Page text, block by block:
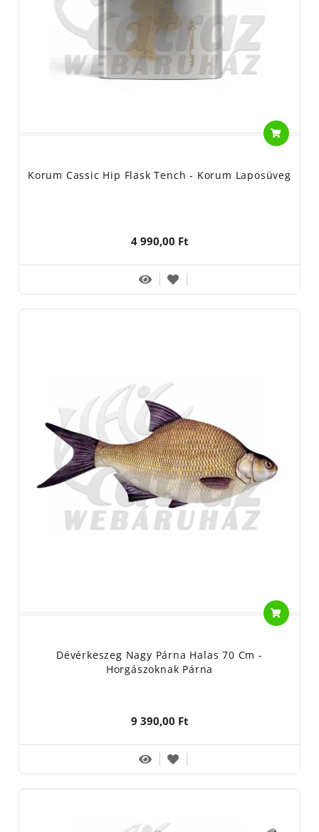
Korum Cassic Hip Flask Tench - Korum Laposüveg
4 990,00 Ft
Dévérkeszeg Nagy Párna Halas 70 Cm -
Horgászoknak Párna
9 390,00 Ft